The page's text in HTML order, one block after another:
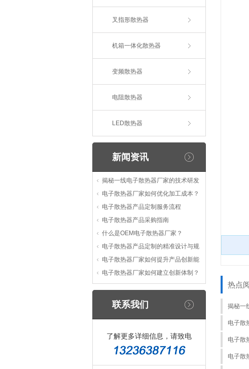
叉指形散热器
机箱一体化散热器
变频散热器
电阻散热器
LED散热器
新闻资讯
揭秘一线电子散热器厂家的技术研发
电子散热器厂家如何优化加工成本？
电子散热器产品定制服务流程
电子散热器产品采购指南
什么是OEM电子散热器厂家？
电子散热器产品定制的精准设计与规
电子散热器厂家如何提升产品创新能
电子散热器厂家如何建立创新体制？
联系我们
了解更多详细信息，请致电
热点
揭秘一
电子散
电子散
电子散